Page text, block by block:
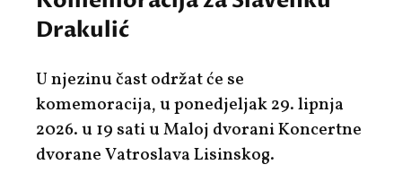
Drakulić
U njezinu čast održat će se
komemoracija, u ponedjeljak 29. lipnja
2026. u 19 sati u Maloj dvorani Koncertne
dvorane Vatroslava Lisinskog.